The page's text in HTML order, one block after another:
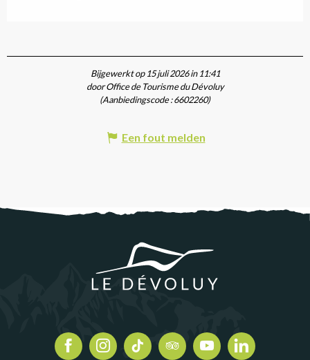
Bijgewerkt op 15 juli 2026 in 11:41
door Office de Tourisme du Dévoluy
(Aanbiedingscode :6602260)
Een fout melden